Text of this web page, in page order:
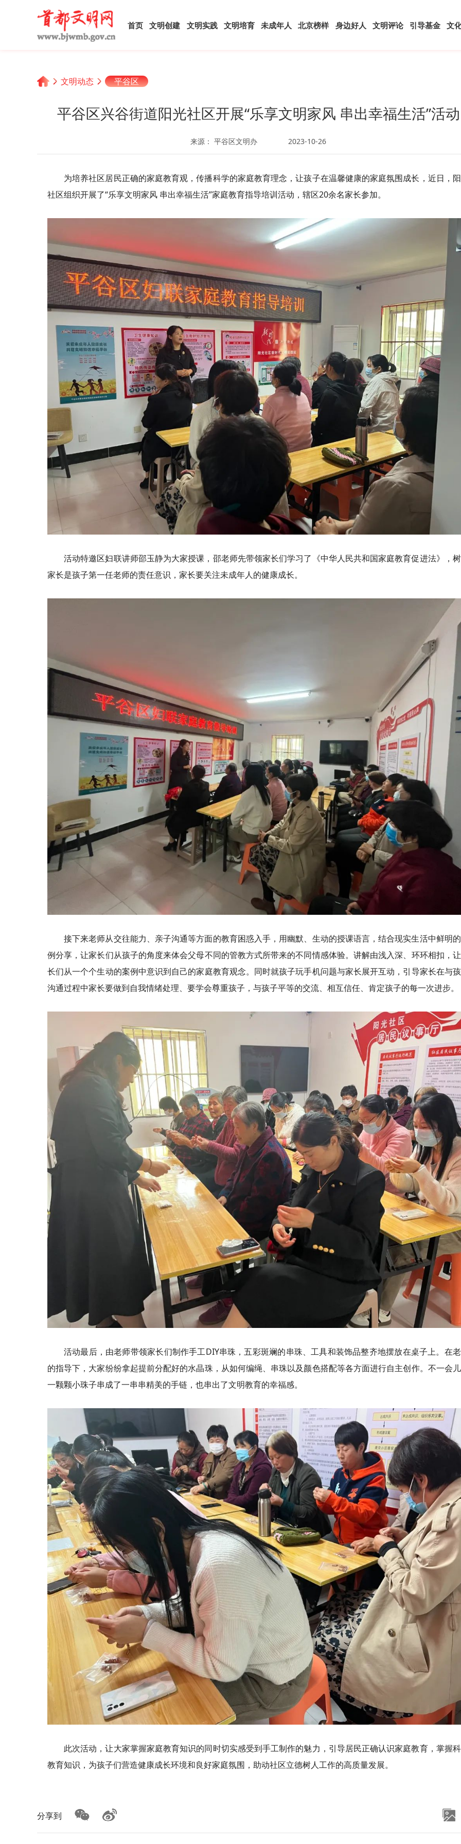
首页 文明创建 文明实践 文明培育 未成年人 北京榜样 身边好人 文明评论 引导基金 文
文明动态 平谷区
平谷区兴谷街道阳光社区开展“乐享文明家风 串出幸福生活”活动
来源： 平谷区文明办 2023-10-26
为培养社区居民正确的家庭教育观，传播科学的家庭教育理念，让孩子在温馨健康的家庭氛围成长，近日，
社区组织开展了“乐享文明家风 串出幸福生活”家庭教育指导培训活动，辖区20余名家长参加。
活动特邀区妇联讲师邵玉静为大家授课，邵老师先带领家长们学习了《中华人民共和国家庭教育促进法》，
家长是孩子第一任老师的责任意识，家长要关注未成年人的健康成长。
接下来老师从交往能力、亲子沟通等方面的教育困惑入手，用幽默、生动的授课语言，结合现实生活中鲜明
例分享，让家长们从孩子的角度来体会父母不同的管教方式所带来的不同情感体验。讲解由浅入深、环环相扣，
长们从一个个生动的案例中意识到自己的家庭教育观念。同时就孩子玩手机问题与家长展开互动，引导家长在与
沟通过程中家长要做到自我情绪处理、要学会尊重孩子，与孩子平等的交流、相互信任、肯定孩子的每一次进步。
活动最后，由老师带领家长们制作手工DIY串珠，五彩斑斓的串珠、工具和装饰品整齐地摆放在桌子上。在
的指导下，大家纷纷拿起提前分配好的水晶珠，从如何编绳、串珠以及颜色搭配等各方面进行自主创作。不一会
一颗颗小珠子串成了一串串精美的手链，也串出了文明教育的幸福感。
此次活动，让大家掌握家庭教育知识的同时切实感受到手工制作的魅力，引导居民正确认识家庭教育，掌握
教育知识，为孩子们营造健康成长环境和良好家庭氛围，助动社区立德树人工作的高质量发展。
分享到